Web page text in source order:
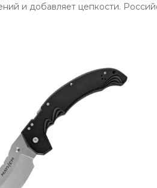
и добавляет цепкости.